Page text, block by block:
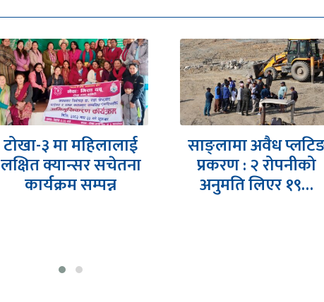
टोखा-३ मा महिलालाई
लक्षित क्यान्सर सचेतना
कार्यक्रम सम्पन्न
साङ्लामा अवैध
प्रकरण : २ रोपनीको
अनुमति लिएर १९…